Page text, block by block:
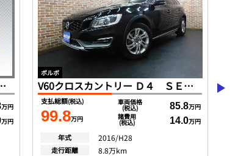
ートキー ＤＳＲＣ ＬＥＤヘッド １オナ ２０２０モデル
万円
万円
ボルボ
V60クロスカントリー Ｄ４ ＳＥ ディーゼルターボ インテリセーフ 黒革 ＳＥＮＳＵＳ ＤＴＶ バックカメラ スマートキー ＤＳＲＣ キセノン １オナ ２０１６モデル
支払総額(税込)
99.8万円
車両価格
(税込) 85.8万円
諸費用
(税込) 14.0万円
年式 2016/H28
走行距離 8.8万km